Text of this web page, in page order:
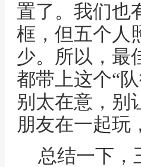
置了。我们也
框，但五个人
少。所以，最
都带上这个“
别太在意，别
朋友在一起玩
总结一下，